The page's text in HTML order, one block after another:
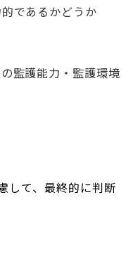
であるかどうか
監護能力・監護環境
して、最終的に判断